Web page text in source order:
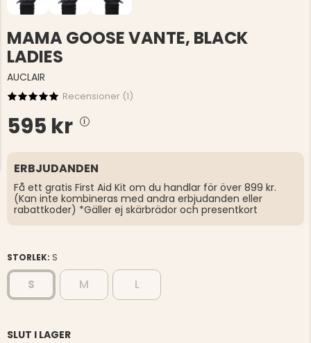
MAMA GOOSE VANTE, BLACK
LADIES
AUCLAIR
Recensioner (1)
595 kr
ERBJUDANDEN
Få ett gratis First Aid Kit om du handlar för över 899 kr.
(Kan inte kombineras med andra erbjudanden eller
rabattkoder) *Gäller ej skärbrädor och presentkort
STORLEK: S
S M L
SLUT I LAGER